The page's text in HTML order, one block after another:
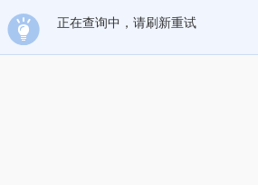
正在查询中，请刷新重试